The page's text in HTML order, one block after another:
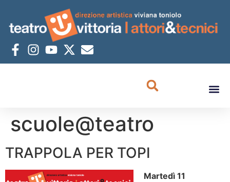
scuole@teatro
TRAPPOLA PER TOPI
Martedì 11